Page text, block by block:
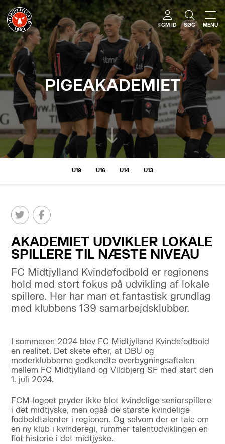
FCM ID SØG MENU
PIGEAKADEMIET
U19 U16 U14 U13
AKADEMIET UDVIKLER LOKALE
SPILLERE TIL NÆSTE NIVEAU
FC Midtjylland Kvindefodbold er regionens
hold med stort fokus på udvikling af lokale
spillere. Her har man et fantastisk grundlag
med klubbens 139 samarbejdsklubber.
I sommeren 2024 blev FC Midtjylland Kvindefodbold
en realitet. Det skete efter, at DBU og
moderklubberne godkendte overbygningsaftalen
mellem FC Midtjylland og Vildbjerg SF med start den
1. juli 2024.
FCM-logoet pryder ikke blot kvindelige seniorspillere
i det midtjyske, men også de største kvindelige
fodboldtalenter i regionen. Og selvom der er tale om
en ny klub i kvinderegi, rummer talentudviklingen en
flot historie i det midtjyske.